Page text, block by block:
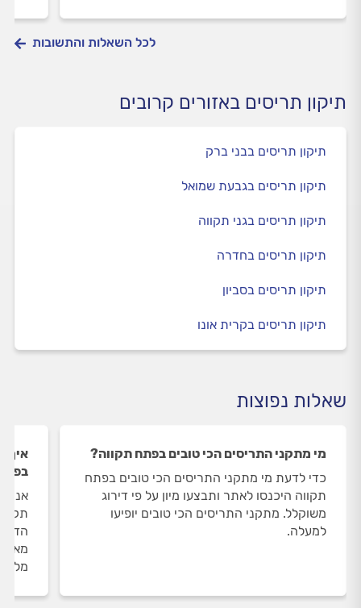
לכל השאלות והתשובות
תיקון תריסים באזורים קרובים
תיקון תריסים בבני ברק
תיקון תריסים בגבעת שמואל
תיקון תריסים בגני תקווה
תיקון תריסים בחדרה
תיקון תריסים בסביון
תיקון תריסים בקרית אונו
שאלות נפוצות
מי מתקני התריסים הכי טובים בפתח תקווה?
כדי לדעת מי מתקני התריסים הכי טובים בפתח
תקווה היכנסו לאתר ותבצעו מיון על פי דירוג
משוקלל. מתקני התריסים הכי טובים יופיעו
למעלה.
איך